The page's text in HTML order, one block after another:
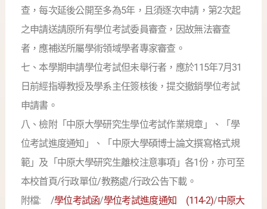
查，每次延後公開至多為5年，且須逐次申請，第2次起
之申請送請原所有學位考試委員審查，因故無法審查
者，應補送所屬學術領域學者專家審查。
七、本學期申請學位考試但未舉行者，應於115年7月31
日前經指導教授及學系主任簽核後，提交撤銷學位考試
申請書。
八、檢附「中原大學研究生學位考試作業規章」、「學
位考試進度通知」、「中原大學碩博士論文撰寫格式規
範」及「中原大學研究生離校注意事項」各1份，亦可至
本校首頁/行政單位/教務處/行政公告下載。
附檔: /學位考試函/學位考試進度通知 (114-2)/中原大